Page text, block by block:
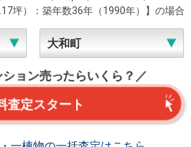
坪）：築年数36年（1990年）】の場合
ョン売ったらいくら？／
査定スタート